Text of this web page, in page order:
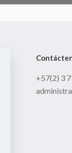
+57(2) 3